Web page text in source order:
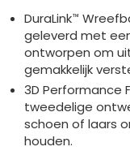
DuraLink™
geleverd met
ontworpen om
gemakkelijk
3D Performance
tweedelige
schoen of laars
houden.